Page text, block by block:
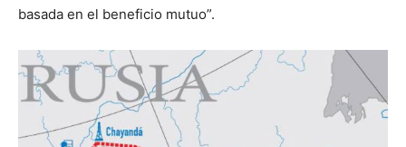
basada en el beneficio mutuo”.